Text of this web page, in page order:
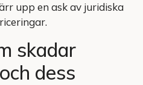
upp en ask av juridiska
skadar
dess